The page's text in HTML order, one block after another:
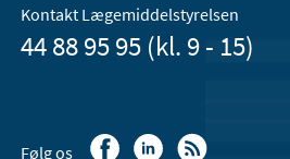
Kontakt Lægemiddelstyrelsen
44 88 95 95 (kl. 9 - 15)
Følg os